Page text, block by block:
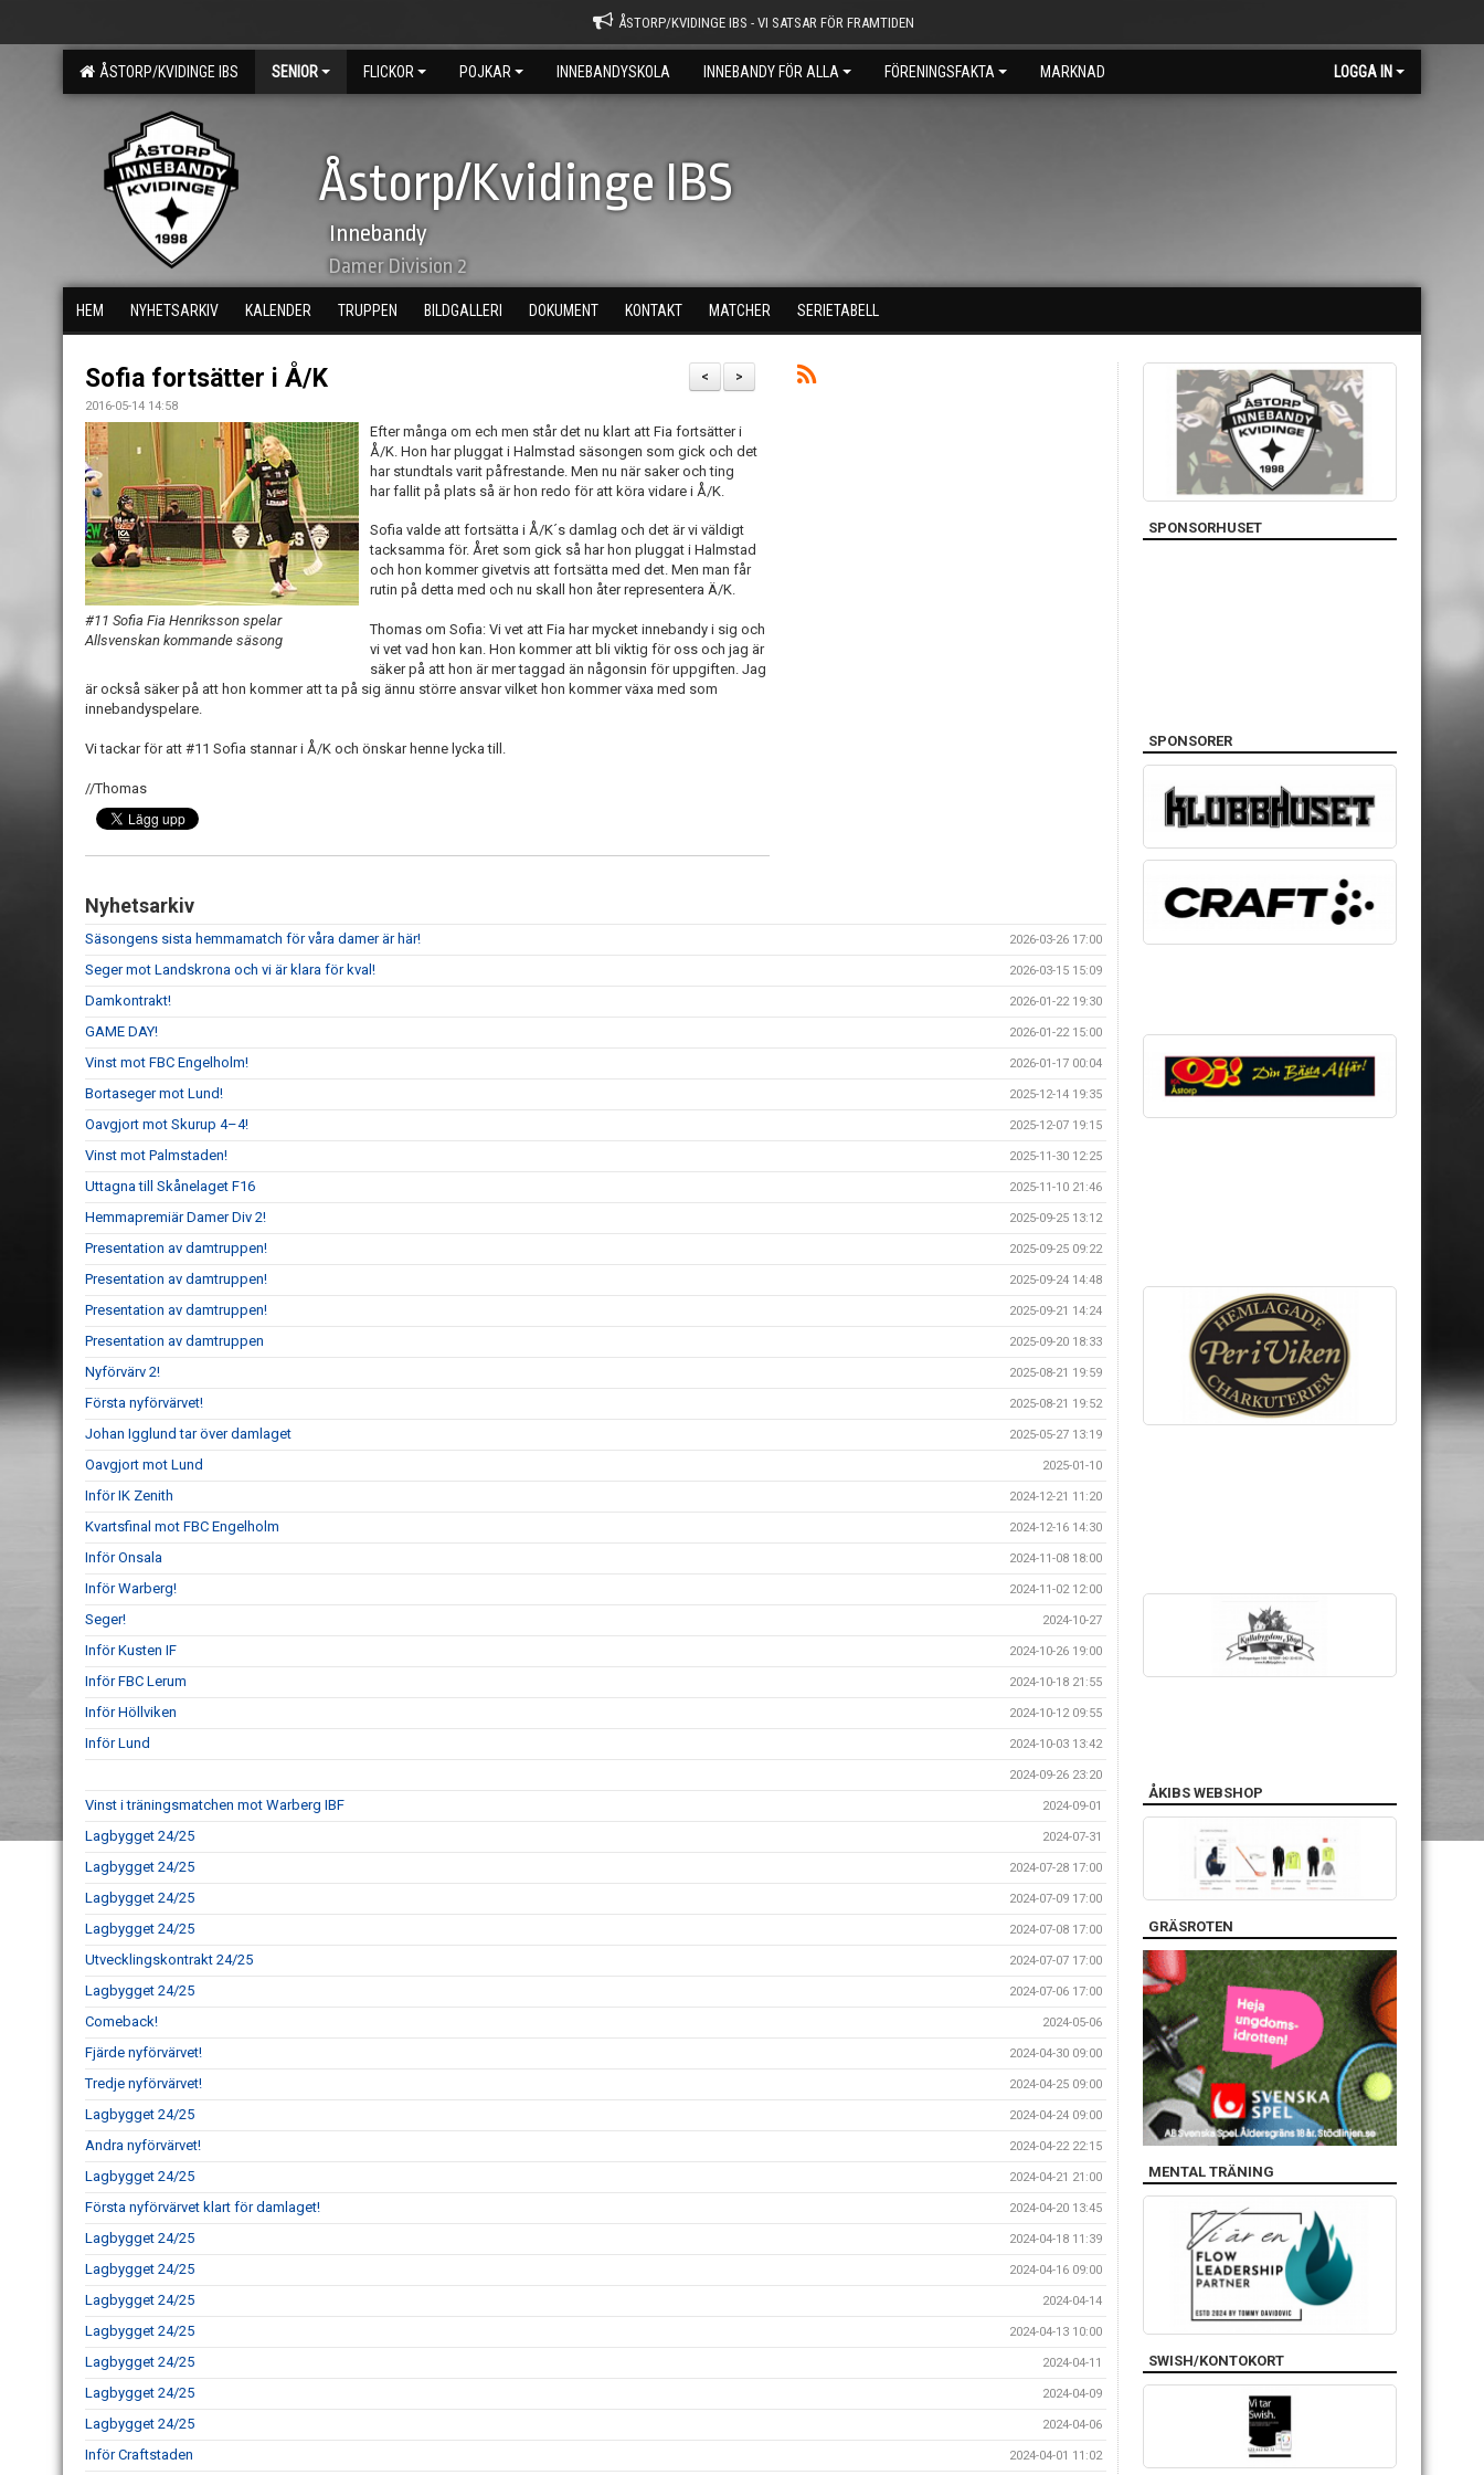
ÅSTORP/KVIDINGE IBS - VI SATSAR FÖR FRAMTIDEN
ÅSTORP/KVIDINGE IBS SENIOR FLICKOR POJKAR INNEBANDYSKOLA INNEBANDY FÖR ALLA FÖRENINGSFAKTA MARKNAD LOGGA IN
Åstorp/Kvidinge IBS
Innebandy
Damer Division 2
HEM NYHETSARKIV KALENDER TRUPPEN BILDGALLERI DOKUMENT KONTAKT MATCHER SERIETABELL
>
<
Sofia fortsätter i Å/K
2016-05-14 14:58
#11 Sofia Fia Henriksson spelar
Allsvenskan kommande säsong
Efter många om ech men står det nu klart att Fia fortsätter i
Å/K. Hon har pluggat i Halmstad säsongen som gick och det
har stundtals varit påfrestande. Men nu när saker och ting
har fallit på plats så är hon redo för att köra vidare i Å/K.
Sofia valde att fortsätta i Å/K´s damlag och det är vi väldigt
tacksamma för. Året som gick så har hon pluggat i Halmstad
och hon kommer givetvis att fortsätta med det. Men man får
rutin på detta med och nu skall hon åter representera Ä/K.
Thomas om Sofia: Vi vet att Fia har mycket innebandy i sig och
vi vet vad hon kan. Hon kommer att bli viktig för oss och jag är
säker på att hon är mer taggad än någonsin för uppgiften. Jag
är också säker på att hon kommer att ta på sig ännu större ansvar vilket hon kommer växa med som
innebandyspelare.
Vi tackar för att #11 Sofia stannar i Å/K och önskar henne lycka till.
//Thomas
Nyhetsarkiv
Säsongens sista hemmamatch för våra damer är här! 2026-03-26 17:00
Seger mot Landskrona och vi är klara för kval! 2026-03-15 15:09
Damkontrakt! 2026-01-22 19:30
GAME DAY! 2026-01-22 15:00
Vinst mot FBC Engelholm! 2026-01-17 00:04
Bortaseger mot Lund! 2025-12-14 19:35
Oavgjort mot Skurup 4–4! 2025-12-07 19:15
Vinst mot Palmstaden! 2025-11-30 12:25
Uttagna till Skånelaget F16 2025-11-10 21:46
Hemmapremiär Damer Div 2! 2025-09-25 13:12
Presentation av damtruppen! 2025-09-25 09:22
Presentation av damtruppen! 2025-09-24 14:48
Presentation av damtruppen! 2025-09-21 14:24
Presentation av damtruppen 2025-09-20 18:33
Nyförvärv 2! 2025-08-21 19:59
Första nyförvärvet! 2025-08-21 19:52
Johan Igglund tar över damlaget 2025-05-27 13:19
Oavgjort mot Lund 2025-01-10
Inför IK Zenith 2024-12-21 11:20
Kvartsfinal mot FBC Engelholm 2024-12-16 14:30
Inför Onsala 2024-11-08 18:00
Inför Warberg! 2024-11-02 12:00
Seger! 2024-10-27
Inför Kusten IF 2024-10-26 19:00
Inför FBC Lerum 2024-10-18 21:55
Inför Höllviken 2024-10-12 09:55
Inför Lund 2024-10-03 13:42
2024-09-26 23:20
Vinst i träningsmatchen mot Warberg IBF 2024-09-01
Lagbygget 24/25 2024-07-31
Lagbygget 24/25 2024-07-28 17:00
Lagbygget 24/25 2024-07-09 17:00
Lagbygget 24/25 2024-07-08 17:00
Utvecklingskontrakt 24/25 2024-07-07 17:00
Lagbygget 24/25 2024-07-06 17:00
Comeback! 2024-05-06
Fjärde nyförvärvet! 2024-04-30 09:00
Tredje nyförvärvet! 2024-04-25 09:00
Lagbygget 24/25 2024-04-24 09:00
Andra nyförvärvet! 2024-04-22 22:15
Lagbygget 24/25 2024-04-21 21:00
Första nyförvärvet klart för damlaget! 2024-04-20 13:45
Lagbygget 24/25 2024-04-18 11:39
Lagbygget 24/25 2024-04-16 09:00
Lagbygget 24/25 2024-04-14
Lagbygget 24/25 2024-04-13 10:00
Lagbygget 24/25 2024-04-11
Lagbygget 24/25 2024-04-09
Lagbygget 24/25 2024-04-06
Inför Craftstaden 2024-04-01 11:02
SPONSORHUSET
SPONSORER
ÅKIBS WEBSHOP
GRÄSROTEN
MENTAL TRÄNING
SWISH/KONTOKORT